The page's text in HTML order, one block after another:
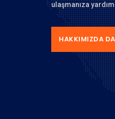
ulaşmanıza
HAKKIMIZDA